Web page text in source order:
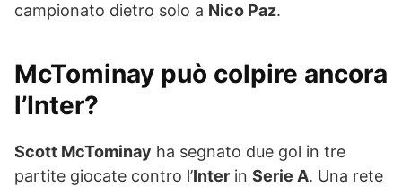
campionato dietro solo a Nico Paz.
McTominay può colpire ancora
l’Inter?
Scott McTominay ha segnato due gol in tre
partite giocate contro l’Inter in Serie A. Una rete